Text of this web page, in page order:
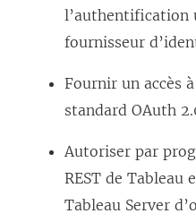
l’authentification
fournisseur
Fournir un accès
standard OAuth
Autoriser par
REST de Tableau
Tableau Server